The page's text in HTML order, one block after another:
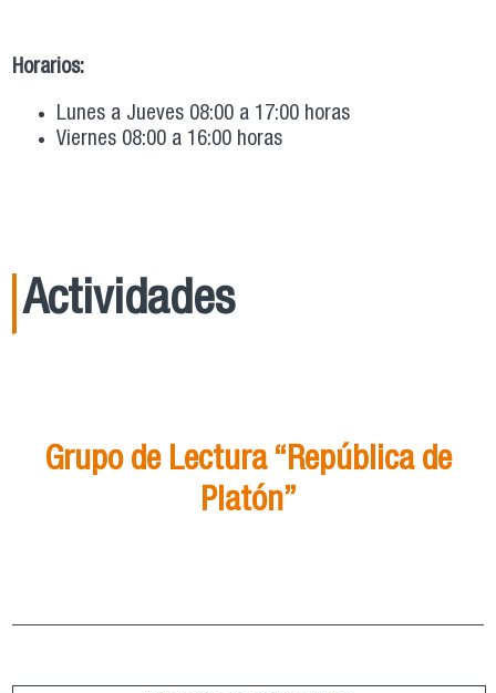
Horarios:
Lunes a Jueves 08:00 a 17:00 horas
Viernes 08:00 a 16:00 horas
Actividades
Grupo de Lectura “República de
Platón”